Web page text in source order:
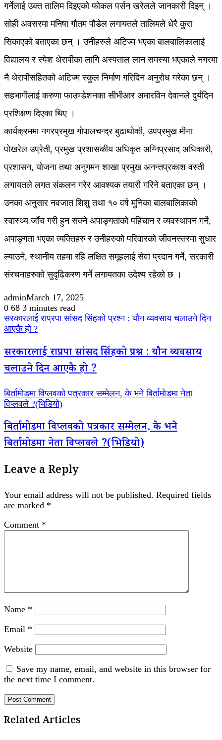
गर्नेलाई उक्त तालिम दिइएको फोकल पर्सन खरेलले जानकारी दिइन् ।
सोही अवसरमा मनिषा गौतम पौडेल लगायतले तालिमले धेरै कुरा
सिकाएको बताएका छन् । उनीहरुले अटिज्म भएका बालबालिकालाई
विद्यालय र स्पेश थेरापीका लागि अस्पताल लान समस्या भएकाले नगरमा
नै थेरापीसहितको अटिज्म स्कुल निर्माण गरिदिन अनुरोध गरेका छन् ।
सहभागीलाई करुणा फाउण्डेशनका सीभीआर अमारविन देवानले दुर्यदिन
प्रशिक्षण दिएका थिए ।
कार्यक्रममा नगरप्रमुख गोपालचन्द्र बुढाथोकी, उपप्रमुख मीना
पोखरेल उप्रेती, प्रमुख प्रशासकीय अधिकृत अग्निप्रसाद अधिकारी,
प्रशासन, योजना तथा अनुगमन शाखा प्रमुख अनन्तप्रकाश वस्ती
लगायतले लगत संकलन गरेर आवश्यक तयारी गरिने बताएका छन् ।
उनका अनुसार नवजात शिशु तथा १० वर्ष मुनिका बालबालिकाको
स्वास्थ्य जाँच गरी हुन सक्ने अपाङ्गताको पहिचान र व्यवस्थापन गर्ने,
अपाङ्गता भएका व्यक्तिहरु र उनीहरुको परिवारको जीवनस्तरमा सुधार
ल्याउने, स्थानीय तहमा रहि लक्षित समूहलाई सेवा प्रदान गर्ने, सरकारी
संरचनाहरुको सुदृढिकरण गर्ने लगायतका उदेश्य रहेको छ ।
adminMarch 17, 2025
0 68 3 minutes read
सरकारलाई राप्रपा सांसद सिंहको प्रश्न : यौन व्यवसाय चलाउने दिन
आएकै हो ?
सरकारलाई राप्रपा सांसद सिंहको प्रश्न : यौन व्यवसाय
चलाउने दिन आएकै हो ?
बिर्तामोडमा विप्लवको पत्रकार सम्मेलन, के भने बिर्तामोडमा नेता
विप्लवले ?(भिडियो)
बिर्तामोडमा विप्लवको पत्रकार सम्मेलन, के भने
बिर्तामोडमा नेता विप्लवले ?(भिडियो)
Leave a Reply
Your email address will not be published. Required fields
are marked *
Comment *
Name *
Email *
Website
Save my name, email, and website in this browser for
the next time I comment.
Related Articles